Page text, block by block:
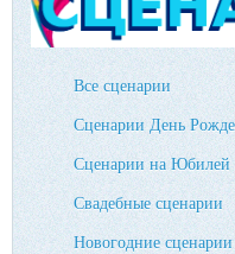
Все сценарии
Сценарии День
Сценарии на Юбилей
Свадебные сценарии
Новогодние сценарии